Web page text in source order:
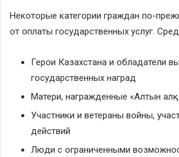
Некоторые категории граждан по-
от оплаты государственных услуг.
Герои Казахстана и обладатели
государственных наград
Матери, награжденные «Алтын
Участники и ветераны войны,
действий
Люди с ограниченными